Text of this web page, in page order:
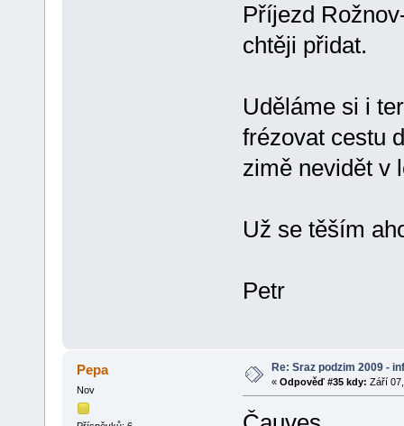
Příjezd
chtěji přidat.
Uděláme si i
frézovat cestu
zimě nevidět v
Už se těším
Petr
Pepa
Nov
Re: Sraz podzim 2009 -
« Odpověď #35 kdy: Září